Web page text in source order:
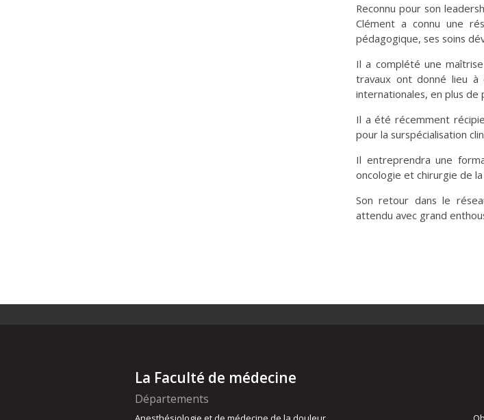
Reconnu pour son
Clément a connu une
pédagogique, ses soins
Il a complété une
travaux ont donné lieu à
internationales, en plus de
Il a été récemment
pour la surspécialisation
Il entreprendra une
oncologie et chirurgie de
Son retour dans le
attendu avec grand
La Faculté de médecine
Départements